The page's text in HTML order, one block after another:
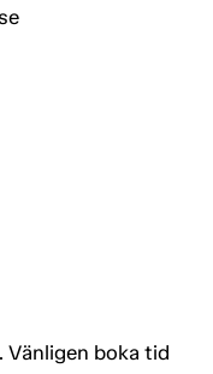
boka tid